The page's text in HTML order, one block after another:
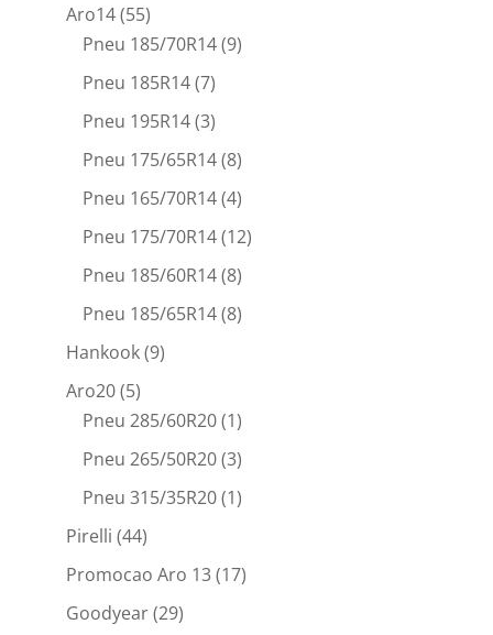
Aro14(55)
Pneu 185/70R14(9)
Pneu 185R14(7)
Pneu 195R14(3)
Pneu 175/65R14(8)
Pneu 165/70R14(4)
Pneu 175/70R14(12)
Pneu 185/60R14(8)
Pneu 185/65R14(8)
Hankook(9)
Aro20(5)
Pneu 285/60R20(1)
Pneu 265/50R20(3)
Pneu 315/35R20(1)
Pirelli (44)
Promocao Aro 13(17)
Goodyear(29)